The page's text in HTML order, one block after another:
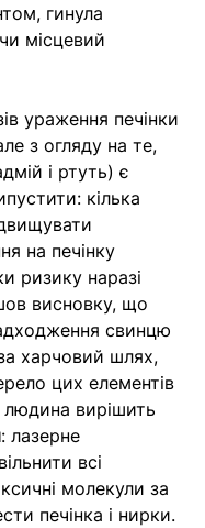
гинула
місцевий
ураження печінки
з огляду на те,
і ртуть) є
кілька
на печінку
ризику наразі
висновку, що
свинцю
харчовий шлях,
цих елементів
вирішить
: лазерне
всі
молекули за
печінка і нирки.